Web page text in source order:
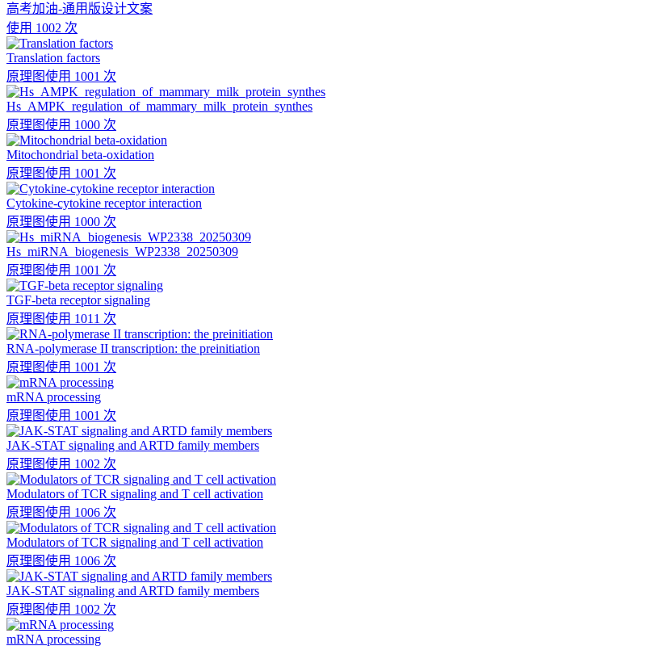
高考加油-通用版设计文案
使用 1002 次
Translation factors
原理图使用 1001 次
Hs_AMPK_regulation_of_mammary_milk_protein_synthes
原理图使用 1000 次
Mitochondrial beta-oxidation
原理图使用 1001 次
Cytokine-cytokine receptor interaction
原理图使用 1000 次
Hs_miRNA_biogenesis_WP2338_20250309
原理图使用 1001 次
TGF-beta receptor signaling
原理图使用 1011 次
RNA-polymerase II transcription: the preinitiation
原理图使用 1001 次
mRNA processing
原理图使用 1001 次
JAK-STAT signaling and ARTD family members
原理图使用 1002 次
Modulators of TCR signaling and T cell activation
原理图使用 1006 次
Modulators of TCR signaling and T cell activation
原理图使用 1006 次
JAK-STAT signaling and ARTD family members
原理图使用 1002 次
mRNA processing